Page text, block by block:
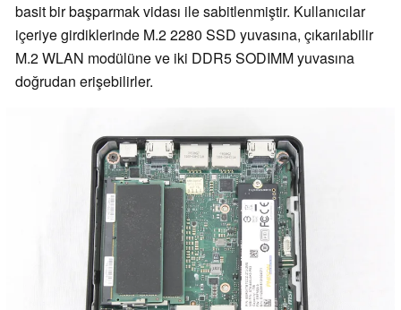
basit bir başparmak vidası ile sabitlenmiştir. Kullanıcılar
içeriye girdiklerinde M.2 2280 SSD yuvasına, çıkarılabilir
M.2 WLAN modülüne ve iki DDR5 SODIMM yuvasına
doğrudan erişebilirler.